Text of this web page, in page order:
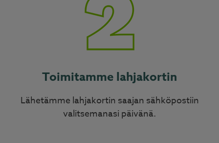
Toimitamme lahjakortin
Lähetämme lahjakortin saajan sähköpostiin
valitsemanasi päivänä.